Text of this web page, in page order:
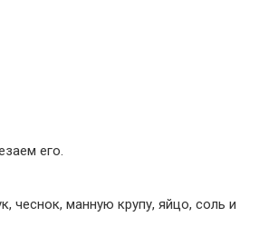
его.
чеснок, манную крупу, яйцо, соль и